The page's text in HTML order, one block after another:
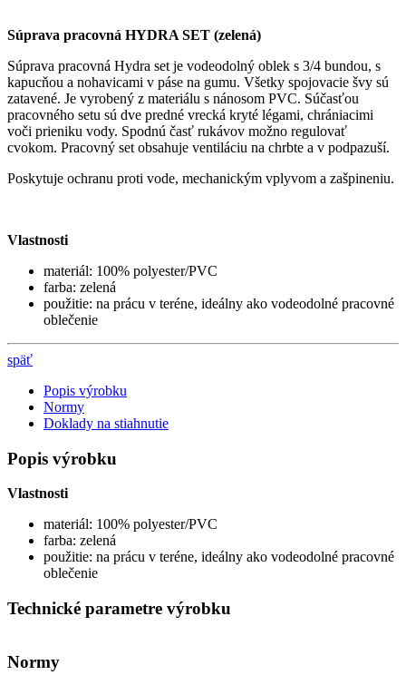
Súprava pracovná HYDRA SET (zelená)
Súprava pracovná Hydra set je vodeodolný oblek s 3/4 bundou, s
kapucňou a nohavicami v páse na gumu. Všetky spojovacie švy sú
zatavené. Je vyrobený z materiálu s nánosom PVC. Súčasťou
pracovného setu sú dve predné vrecká kryté légami, chrániacimi
voči prieniku vody. Spodnú časť rukávov možno regulovať
cvokom. Pracovný set obsahuje ventiláciu na chrbte a v podpazuší.
Poskytuje ochranu proti vode, mechanickým vplyvom a zašpineniu.
Vlastnosti
materiál: 100% polyester/PVC
farba: zelená
použitie: na prácu v teréne, ideálny ako vodeodolné pracovné
oblečenie
späť
Popis výrobku
Normy
Doklady na stiahnutie
Popis výrobku
Vlastnosti
materiál: 100% polyester/PVC
farba: zelená
použitie: na prácu v teréne, ideálny ako vodeodolné pracovné
oblečenie
Technické parametre výrobku
Normy